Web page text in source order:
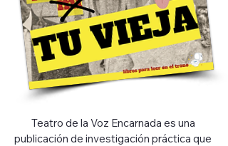
Teatro de la Voz Encarnada es una
publicación de investigación práctica que